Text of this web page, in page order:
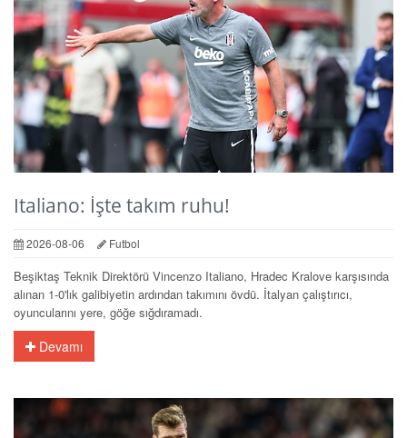
Italiano: İşte takım ruhu!
2026-08-06 Futbol
Beşiktaş Teknik Direktörü Vincenzo Italiano, Hradec Kralove karşısında
alınan 1-0'lık galibiyetin ardından takımını övdü. İtalyan çalıştırıcı,
oyuncularını yere, göğe sığdıramadı.
Devamı